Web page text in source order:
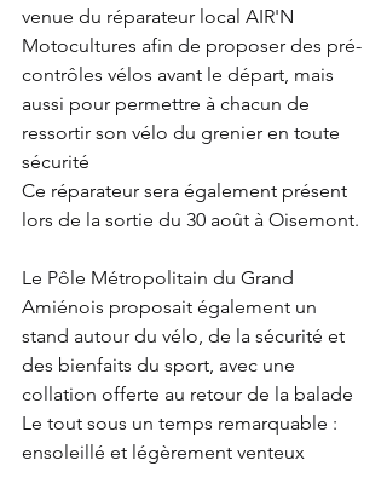
venue du réparateur local AIR'N
Motocultures afin de proposer des pré-
contrôles vélos avant le départ, mais
aussi pour permettre à chacun de
ressortir son vélo du grenier en toute
sécurité
Ce réparateur sera également présent
lors de la sortie du 30 août à Oisemont.
Le Pôle Métropolitain du Grand
Amiénois proposait également un
stand autour du vélo, de la sécurité et
des bienfaits du sport, avec une
collation offerte au retour de la balade
Le tout sous un temps remarquable :
ensoleillé et légèrement venteux